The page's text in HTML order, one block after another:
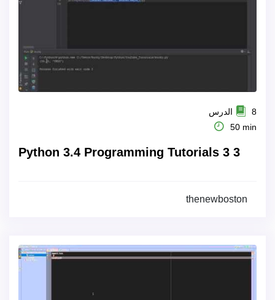
8 الدرس
50 min
Python 3.4 Programming Tutorials 3 3
thenewboston